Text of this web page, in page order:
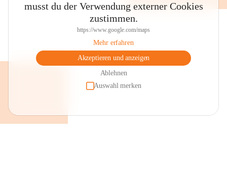
musst du der Verwendung externer Cookies
zustimmen.
https://www.google.com/maps
Mehr erfahren
Akzeptieren und anzeigen
Ablehnen
Auswahl merken